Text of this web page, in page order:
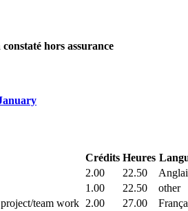
hors assurance
Crédits Heures
2.00 22.50
1.00 22.50
other
team work 2.00 27.00